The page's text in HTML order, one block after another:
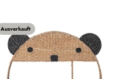
Ausverkauft